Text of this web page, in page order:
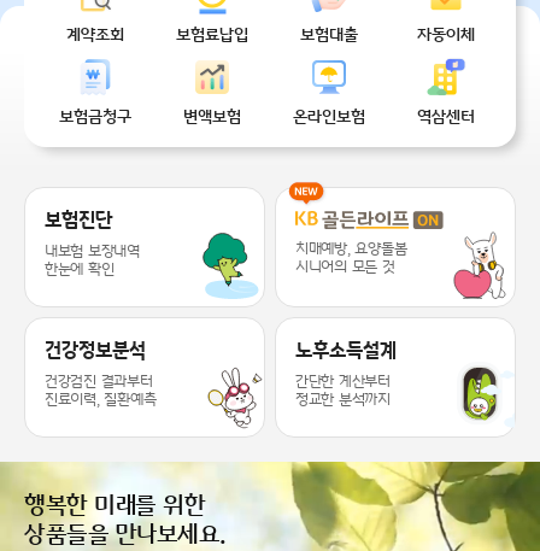
무엇을 도와드릴까요?
계약조회 보험료납입 보험대출 자동이체
보험금청구 변액보험 온라인보험 역삼센터
KB라이프 케어 서비스 추천드릴게요 ~
보험진단
내보험 보장내역
한눈에 확인
치매예방, 요양돌봄
시니어의 모든 것
건강정보분석
건강검진 결과부터
진료이력, 질환예측
노후소득설계
간단한 계산부터
정교한 분석까지
행복한 미래를 위한
상품들을 만나보세요.